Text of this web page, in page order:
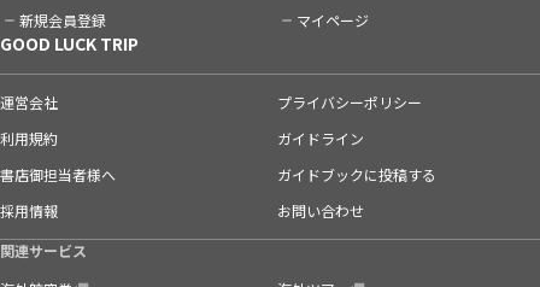
新規会員登録 マイページ
GOOD LUCK TRIP
運営会社
プライバシーポリシー
利用規約
ガイドライン
書店御担当者様へ
ガイドブックに投稿する
採用情報
お問い合わせ
関連サービス